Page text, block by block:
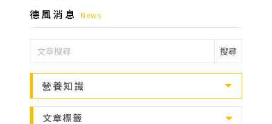
熱門搜尋
百靈油
魚
油
益生菌 D3 穀胱甘肽
維他命C
鐵
B群
德風消息 News
搜尋
營養知識
文章標籤
人氣商品
保健系列
成份分類
適用族群